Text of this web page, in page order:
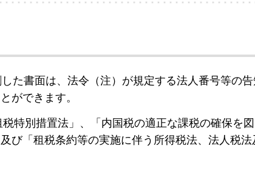
た書面は、法令（注）が規定する法人番号等の
ができます。
税特別措置法」、「内国税の適正な課税の確保を
び「租税条約等の実施に伴う所得税法、法人税